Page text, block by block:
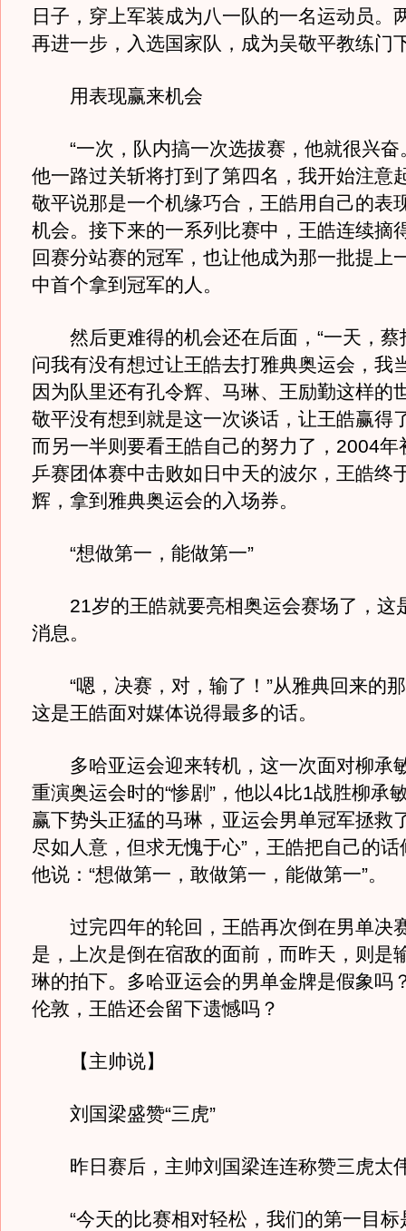
日子，穿上军装成为八一队的一名运动员。
再进一步，入选国家队，成为吴敬平教练门
用表现赢来机会
“一次，队内搞一次选拔赛，他就很兴奋
他一路过关斩将打到了第四名，我开始注意
敬平说那是一个机缘巧合，王皓用自己的表
机会。接下来的一系列比赛中，王皓连续摘
回赛分站赛的冠军，也让他成为那一批提上
中首个拿到冠军的人。
然后更难得的机会还在后面，“一天，蔡
问我有没有想过让王皓去打雅典奥运会，我
因为队里还有孔令辉、马琳、王励勤这样的
敬平没有想到就是这一次谈话，让王皓赢得
而另一半则要看王皓自己的努力了，2004年
乒赛团体赛中击败如日中天的波尔，王皓终
辉，拿到雅典奥运会的入场券。
“想做第一，能做第一”
21岁的王皓就要亮相奥运会赛场了，这
消息。
“嗯，决赛，对，输了！”从雅典回来的
这是王皓面对媒体说得最多的话。
多哈亚运会迎来转机，这一次面对柳承
重演奥运会时的“惨剧”，他以4比1战胜柳承
赢下势头正猛的马琳，亚运会男单冠军拯救
尽如人意，但求无愧于心”，王皓把自己的
他说：“想做第一，敢做第一，能做第一”。
过完四年的轮回，王皓再次倒在男单决
是，上次是倒在宿敌的面前，而昨天，则是
琳的拍下。多哈亚运会的男单金牌是假象吗
伦敦，王皓还会留下遗憾吗？
【主帅说】
刘国梁盛赞“三虎”
昨日赛后，主帅刘国梁连连称赞三虎太
“今天的比赛相对轻松，我们的第一目标